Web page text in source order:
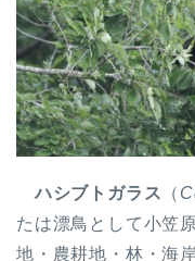
ハシブトガラス （
たは漂鳥として小笠
地・農耕地・林・海